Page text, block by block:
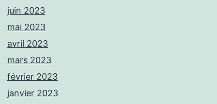
juin 2023
mai 2023
avril 2023
mars 2023
février 2023
janvier 2023